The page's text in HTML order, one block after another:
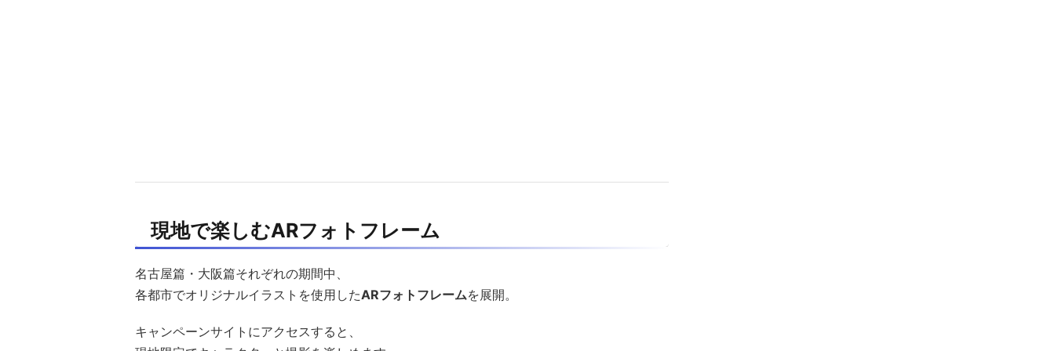
現地で楽しむARフォトフレーム
名古屋篇・大阪篇それぞれの期間中、
各都市でオリジナルイラストを使用したARフォトフレームを展開。
キャンペーンサイトにアクセスすると、